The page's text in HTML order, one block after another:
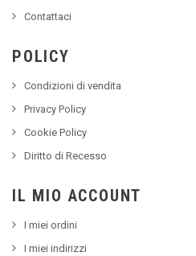
Contattaci
POLICY
Condizioni di vendita
Privacy Policy
Cookie Policy
Diritto di Recesso
IL MIO ACCOUNT
I miei ordini
I miei indirizzi